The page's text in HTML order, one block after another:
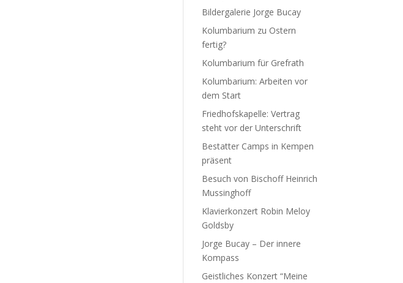
Bildergalerie Jorge Bucay
Kolumbarium zu Ostern
fertig?
Kolumbarium für Grefrath
Kolumbarium: Arbeiten vor
dem Start
Friedhofskapelle: Vertrag
steht vor der Unterschrift
Bestatter Camps in Kempen
präsent
Besuch von Bischoff Heinrich
Mussinghoff
Klavierkonzert Robin Meloy
Goldsby
Jorge Bucay – Der innere
Kompass
Geistliches Konzert “Meine